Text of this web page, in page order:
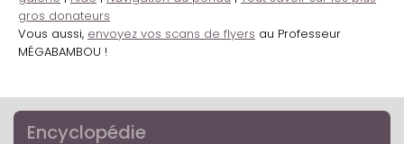
gros donateurs
Vous aussi, envoyez vos scans de flyers au Professeur
MÉGABAMBOU !
Encyclopédie